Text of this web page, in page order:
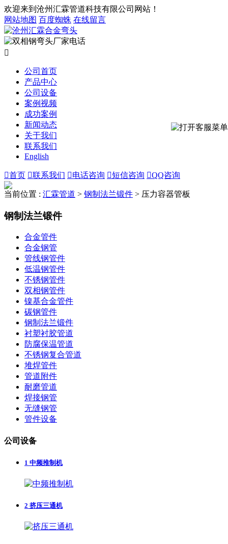
欢迎来到沧州汇霖管道科技有限公司网站！
网站地图 百度蜘蛛 在线留言

公司首页
产品中心
公司设备
案例视频
成功案例
新闻动态
关于我们
联系我们
English
首页 联系我们 电话咨询 短信咨询 QQ咨询
当前位置 : 汇霖管道 > 钢制法兰锻件 > 压力容器管板
钢制法兰锻件
合金管件
合金钢管
管线钢管件
低温钢管件
不锈钢管件
双相钢管件
镍基合金管件
碳钢管件
钢制法兰锻件
衬塑衬胶管道
防腐保温管道
不锈钢复合管道
堆焊管件
管道附件
耐磨管道
焊接钢管
无缝钢管
管件设备
公司设备
1 中频推制机
2 挤压三通机